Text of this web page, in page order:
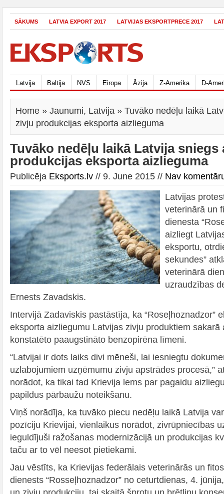
SĀKUMS LATVIA EXPORT 2017 LATVIJAS EKSPORTPRECE 2017
Latvija Baltija NVS Eiropa Āzija Z-Amerika D-
Home » Jaunumi, Latvija » Tuvāko nedēļu laikā
zivju produkcijas eksporta aizlieguma
Tuvāko nedēļu laikā Latvija
produkcijas eksporta aizlieguma
Publicēja Eksports.lv // 9. June 2015 // Nav
Latvijas
veterinārā un
dienesta
aizliegt
eksportu,
sekundes”
veterinārā
uzraudzības
Ernests Zavadskis.
Intervijā Zadaviskis pastāstīja, ka “Roseļhoznadzor”
eksporta aizliegumu Latvijas zivju produktiem sakarā
konstatēto paaugstināto benzopirēna līmeni.
“Latvijai ir dots laiks divi mēneši, lai iesniegtu
uzlabojumiem uzņēmumu zivju apstrādes procesā,”
norādot, ka tikai tad Krievija lems par pagaidu
papildus pārbaužu noteikšanu.
Viņš norādīja, ka tuvāko piecu nedēļu laikā Latvija
pozīciju Krievijai, vienlaikus norādot, zivrūpniecības
ieguldījuši ražošanas modernizācijā un produkcijas
taču ar to vēl neesot pietiekami.
Jau vēstīts, ka Krievijas federālais veterinārās un
dienests “Rosseļhoznadzor” no ceturtdienas, 4.